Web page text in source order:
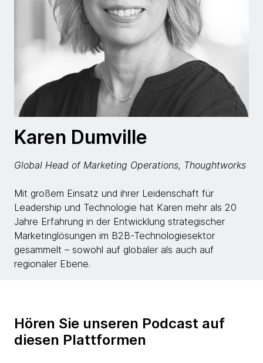
Karen Dumville
Global Head of Marketing Operations, Thoughtworks
Mit großem Einsatz und ihrer Leidenschaft für
Leadership und Technologie hat Karen mehr als 20
Jahre Erfahrung in der Entwicklung strategischer
Marketinglösungen im B2B-Technologiesektor
gesammelt – sowohl auf globaler als auch auf
regionaler Ebene.
Hören Sie unseren Podcast auf
diesen Plattformen